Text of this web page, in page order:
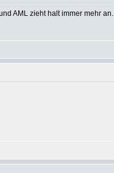
AML zieht halt immer mehr an.